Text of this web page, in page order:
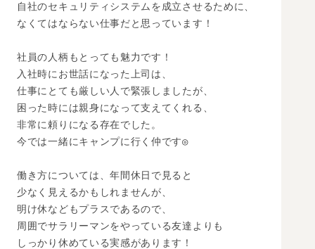
自社のセキュリティシステムを成立させるために、
なくてはならない仕事だと思っています！
社員の人柄もとっても魅力です！
入社時にお世話になった上司は、
仕事にとても厳しい人で緊張しましたが、
困った時には親身になって支えてくれる、
非常に頼りになる存在でした。
今では一緒にキャンプに行く仲です◎
働き方については、年間休日で見ると
少なく見えるかもしれませんが、
明け休などもプラスであるので、
周囲でサラリーマンをやっている友達よりも
しっかり休めている実感があります！